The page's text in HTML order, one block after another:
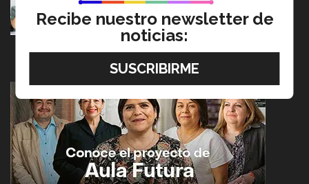
Recibe nuestro newsletter de
noticias: